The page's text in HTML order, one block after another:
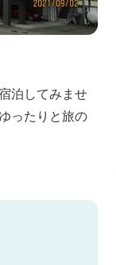
泊してみませ
ったりと旅の